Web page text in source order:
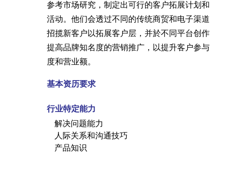
参考市场研究，制定出可行的客户拓展计划和
活动。他们会透过不同的传统商贸和电子渠道
招揽新客户以拓展客户层，并於不同平台创作
提高品牌知名度的营销推广，以提升客户参与
度和营业额。
基本资历要求
行业特定能力
解决问题能力
人际关系和沟通技巧
产品知识